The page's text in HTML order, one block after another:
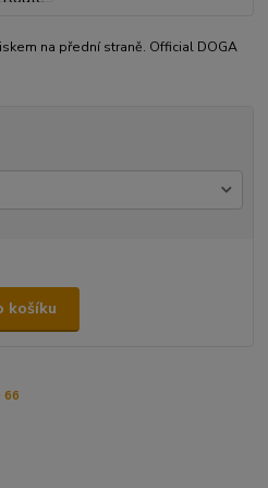
na přední straně. Official DOGA
košíku
66